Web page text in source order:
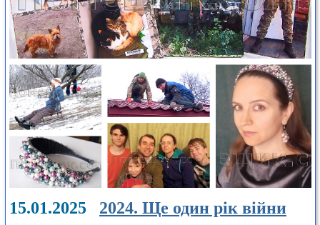
15.01.2025 2024. Ще один рік війни